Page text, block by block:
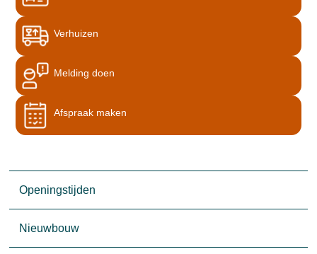
Verhuizen
Melding doen
Afspraak maken
Openingstijden
Nieuwbouw